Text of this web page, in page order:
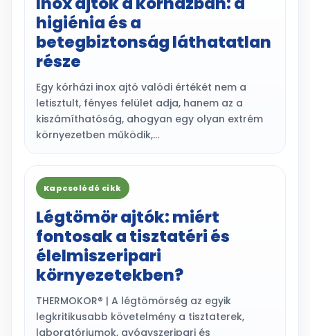
higiénia és a
betegbiztonság láthatatlan
része
Egy kórházi inox ajtó valódi értékét nem a
letisztult, fényes felület adja, hanem az a
kiszámíthatóság, ahogyan egy olyan extrém
környezetben működik,…
Kapcsolódó cikk
Légtömör ajtók: miért
fontosak a tisztatéri és
élelmiszeripari
környezetekben?
THERMOKOR® | A légtömörség az egyik
legkritikusabb követelmény a tisztaterek,
laboratóriumok, gyógyszeripari és